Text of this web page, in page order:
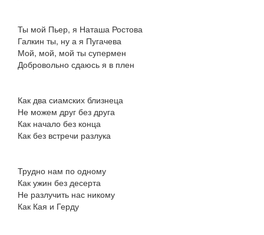
Ты мой Пьер, я Наташа Ростова
Галкин ты, ну а я Пугачева
Мой, мой, мой ты супермен
Добровольно сдаюсь я в плен
Как два сиамских близнеца
Не можем друг без друга
Как начало без конца
Как без встречи разлука
Трудно нам по одному
Как ужин без десерта
Не разлучить нас никому
Как Кая и Герду